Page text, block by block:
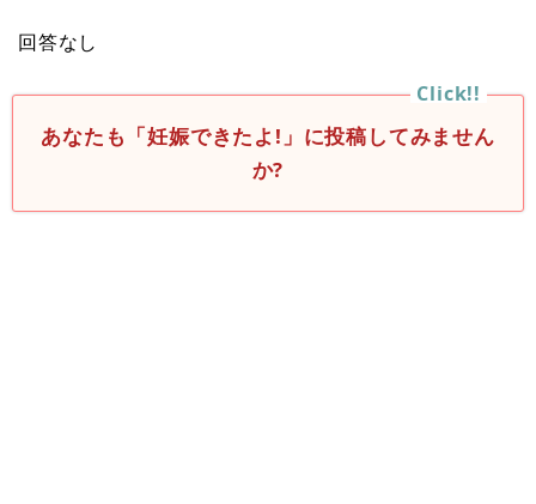
回答なし
あなたも「妊娠できたよ!」に投稿してみません
か?